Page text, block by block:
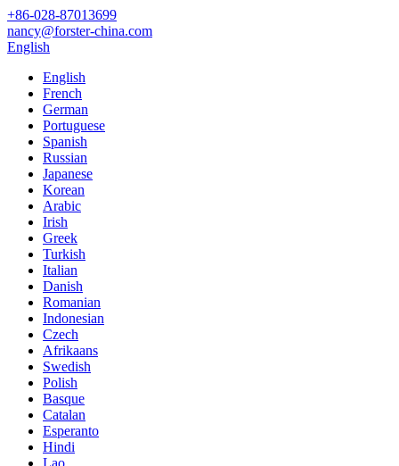
+86-028-87013699
nancy@forster-china.com
English
English
French
German
Portuguese
Spanish
Russian
Japanese
Korean
Arabic
Irish
Greek
Turkish
Italian
Danish
Romanian
Indonesian
Czech
Afrikaans
Swedish
Polish
Basque
Catalan
Esperanto
Hindi
Lao